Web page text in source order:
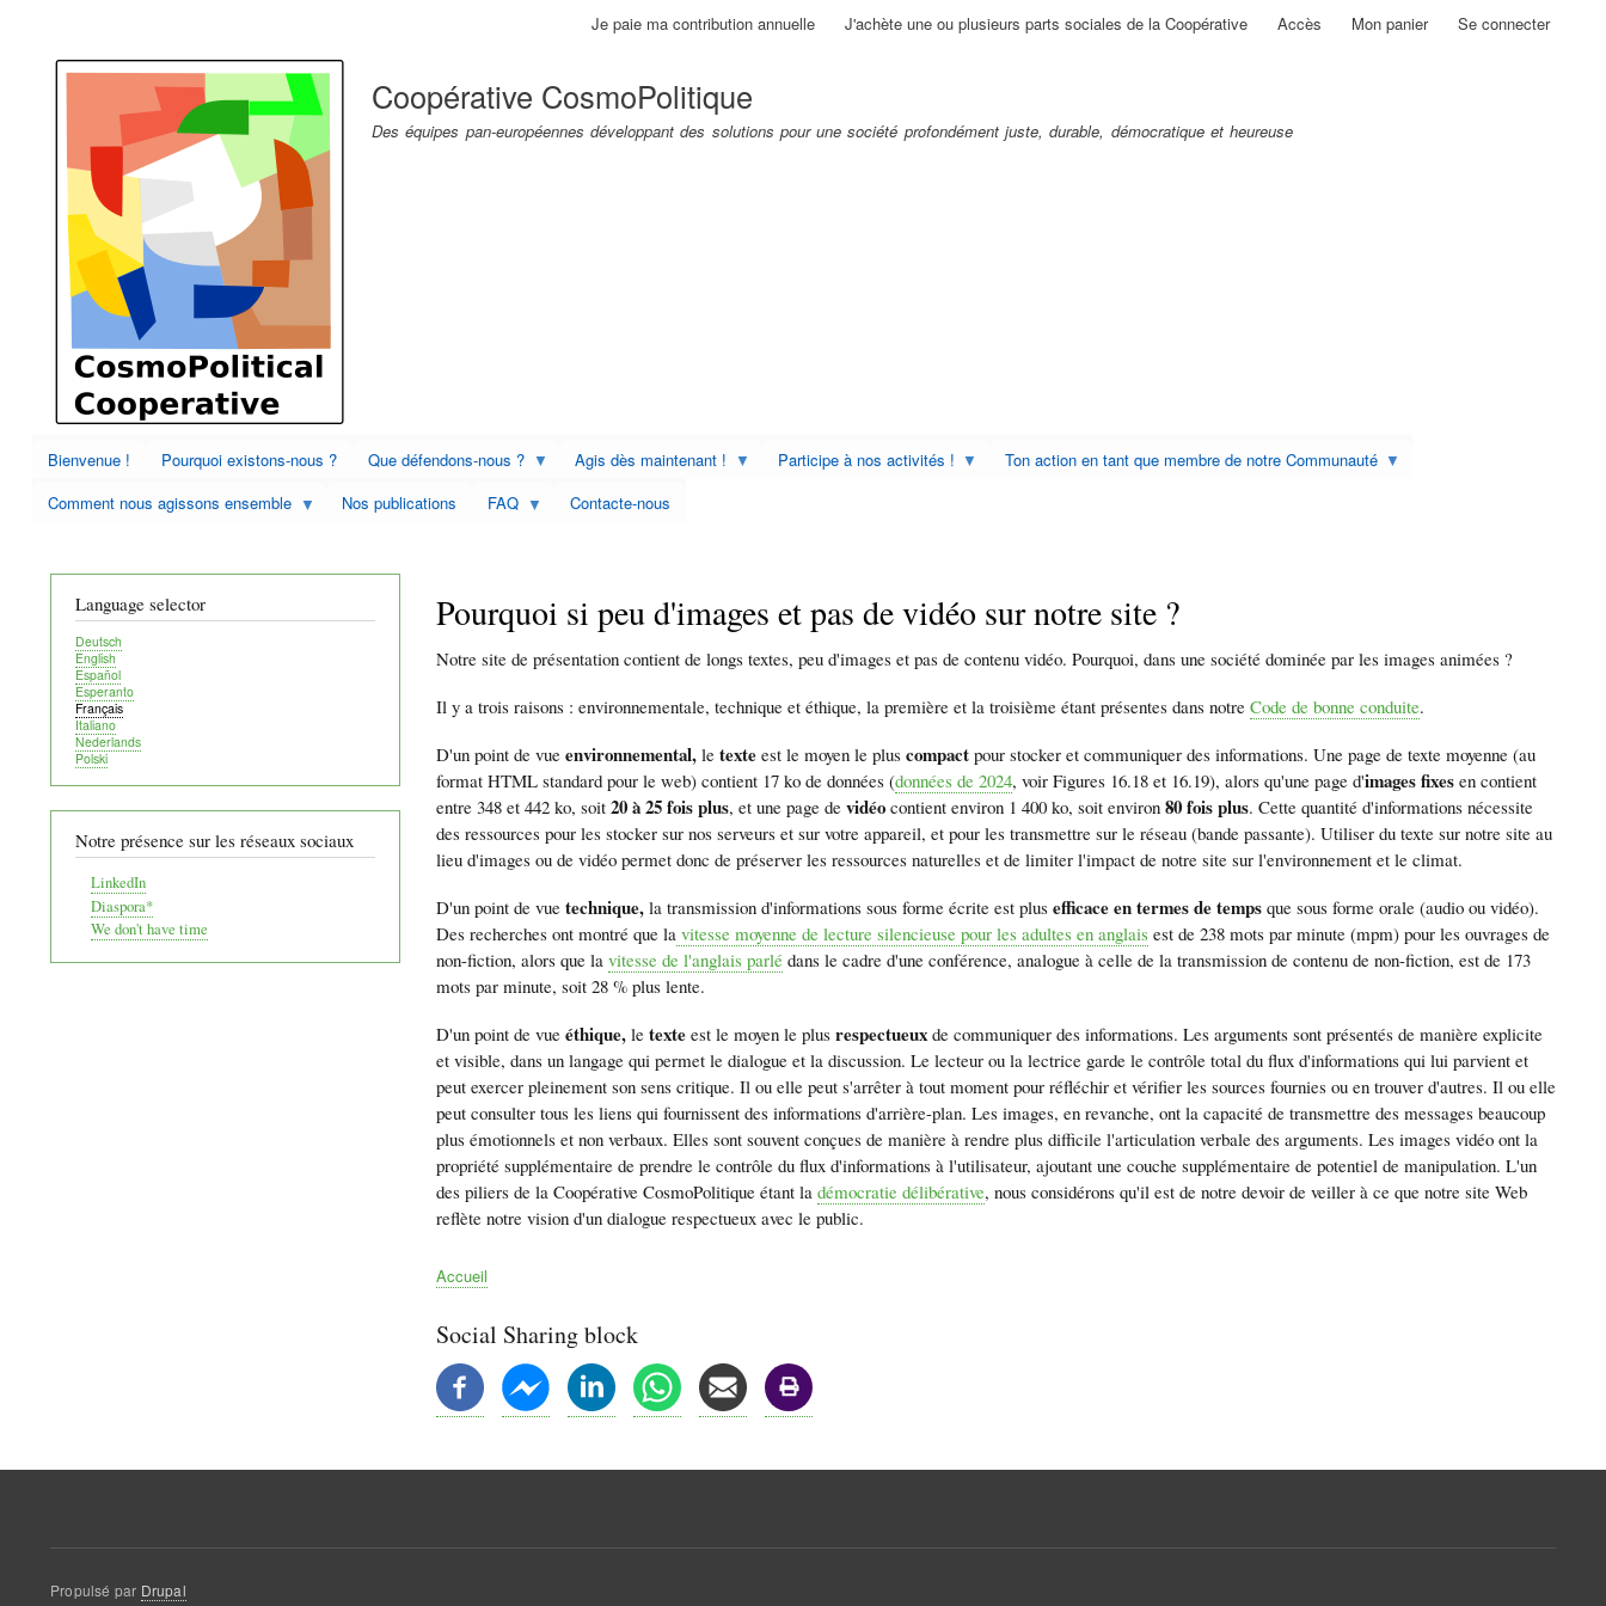
Aller
l'utilisateur
Je paie ma contribution annuelle J'achète une ou plusieurs parts sociales de la Coopérative Accès Mon panier Se connecter
Coopérative CosmoPolitique
Des équipes pan-européennes développant des solutions pour une société profondément juste, durable, démocratique et heureuse
Bienvenue ! Pourquoi existons-nous ? Que défendons-nous ? Agis dès maintenant ! Participe à nos activités !
Ton action en tant que membre de notre Communauté
Comment nous agissons ensemble
Nos publications FAQ Contacte-nous
Pourquoi si peu d'images et pas de vidéo sur notre site ?
Notre site de présentation contient de longs textes, peu d'images et pas de contenu vidéo. Pourquoi, dans une société dominée par les images animées ?
Il y a trois raisons : environnementale, technique et éthique, la première et la troisième étant présentes dans notre Code de bonne conduite.
D'un point de vue environnemental, le texte est le moyen le plus compact pour stocker et communiquer des informations. Une page de texte moyenne (au
format HTML standard pour le web) contient 17 ko de données (données de 2024, voir Figures 16.18 et 16.19), alors qu'une page d'images fixes en contient
entre 348 et 442 ko, soit 20 à 25 fois plus, et une page de vidéo contient environ 1 400 ko, soit environ 80 fois plus. Cette quantité d'informations nécessite
des ressources pour les stocker sur nos serveurs et sur votre appareil, et pour les transmettre sur le réseau (bande passante). Utiliser du texte sur notre site au
lieu d'images ou de vidéo permet donc de préserver les ressources naturelles et de limiter l'impact de notre site sur l'environnement et le climat.
D'un point de vue technique, la transmission d'informations sous forme écrite est plus efficace en termes de temps que sous forme orale (audio ou vidéo).
Des recherches ont montré que la vitesse moyenne de lecture silencieuse pour les adultes en anglais est de 238 mots par minute (mpm) pour les ouvrages de
non-fiction, alors que la vitesse de l'anglais parlédans le cadre d'une conférence, analogue à celle de la transmission de contenu de non-fiction, est de 173
mots par minute, soit 28 % plus lente.
D'un point de vue éthique, le texte est le moyen le plus respectueuxde communiquer des informations. Les arguments sont présentés de manière explicite
et visible, dans un langage qui permet le dialogue et la discussion. Le lecteur ou la lectrice garde le contrôle total du flux d'informations qui lui parvient et
peut exercer pleinement son sens critique. Il ou elle peut s'arrêter à tout moment pour réfléchir et vérifier les sources fournies ou en trouver d'autres. Il ou elle
peut consulter tous les liens qui fournissent des informations d'arrière-plan. Les images, en revanche, ont la capacité de transmettre des messages beaucoup
plus émotionnels et non verbaux. Elles sont souvent conçues de manière à rendre plus difficile l'articulation verbale des arguments. Les images vidéo ont la
propriété supplémentaire de prendre le contrôle du flux d'informations à l'utilisateur, ajoutant une couche supplémentaire de potentiel de manipulation. L'un
des piliers de la Coopérative CosmoPolitique étant la démocratie délibérative, nous considérons qu'il est de notre devoir de veiller à ce que notre site Web
reflète notre vision d'un dialogue respectueux avec le public.
d'Ariane
Accueil
Social Sharing block
Language selector
Deutsch
English
Español
Esperanto
Français
Italiano
Nederlands
Polski
Notre présence sur les réseaux sociaux
LinkedIn
Diaspora*
We don't have time
Propulsé par Drupal